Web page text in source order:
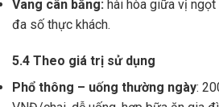
Vang cân bằng: hài hòa giữa vị
đa số thực khách.
5.4 Theo giá trị sử dụng
Phổ thông – uống thường ngày: